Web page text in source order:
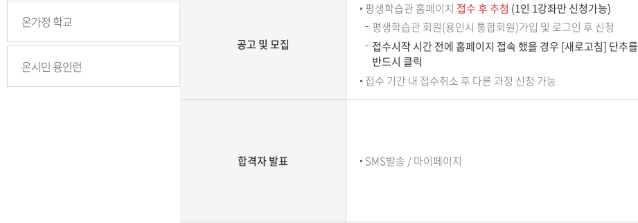
온가정 학교
온시민 용인런
공고 및 모집
평생학습관 홈페이지 접수 후 추첨 (1인 1강좌만 신청가능)
평생학습관 회원(용인시 통합회원)가입 및 로그인 후 신청
접수시작 시간 전에 홈페이지 접속 했을 경우 [새로고침] 단추를
반드시 클릭
접수 기간 내 접수취소 후 다른 과정 신청 가능
합격자 발표 SMS발송 / 마이페이지